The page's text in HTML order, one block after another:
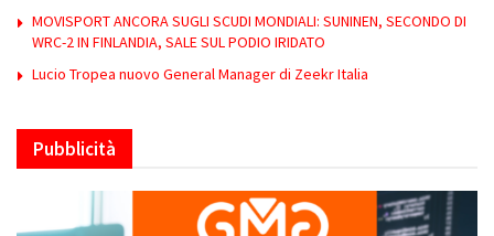
MOVISPORT ANCORA SUGLI SCUDI MONDIALI: SUNINEN, SECONDO DI
WRC-2 IN FINLANDIA, SALE SUL PODIO IRIDATO
Lucio Tropea nuovo General Manager di Zeekr Italia
Pubblicità